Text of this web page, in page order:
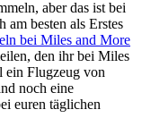
aber das ist bei
besten als Erstes
bei Miles and More
den ihr bei Miles
ein Flugzeug von
noch eine
euren täglichen